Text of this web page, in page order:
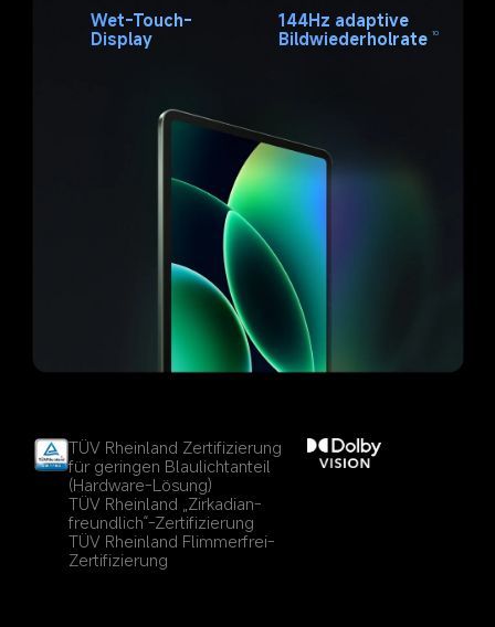
Wet-Touch-
Display
144Hz adaptive
Bildwiederholrate 10
TÜV Rheinland Zertifizierung
für geringen Blaulichtanteil
(Hardware-Lösung)
TÜV Rheinland „Zirkadian-
freundlich“-Zertifizierung
TÜV Rheinland Flimmerfrei-
Zertifizierung